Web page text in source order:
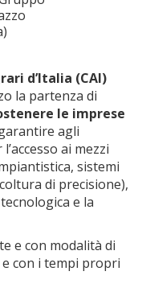
d’Italia (CAI)
la partenza di
le imprese
agli
ai mezzi
sistemi
di precisione),
e la
e con modalità di
con i tempi propri